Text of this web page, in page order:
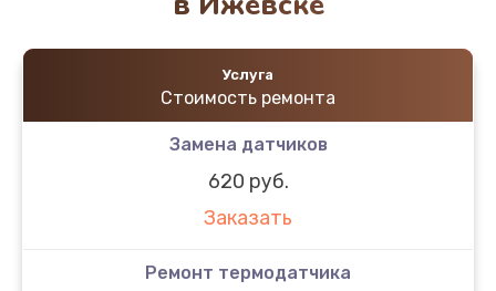
Услуга
Стоимость ремонта
Замена датчиков
620 руб.
Заказать
Ремонт термодатчика